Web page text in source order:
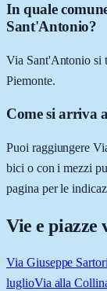
In quale
Sant'Antonio?
Via Sant'Antonio si
Piemonte.
Come si arriva
Puoi raggiungere
bici o con i mezzi
pagina per le
Vie e piazze
Via Giuseppe
luglioVia alla